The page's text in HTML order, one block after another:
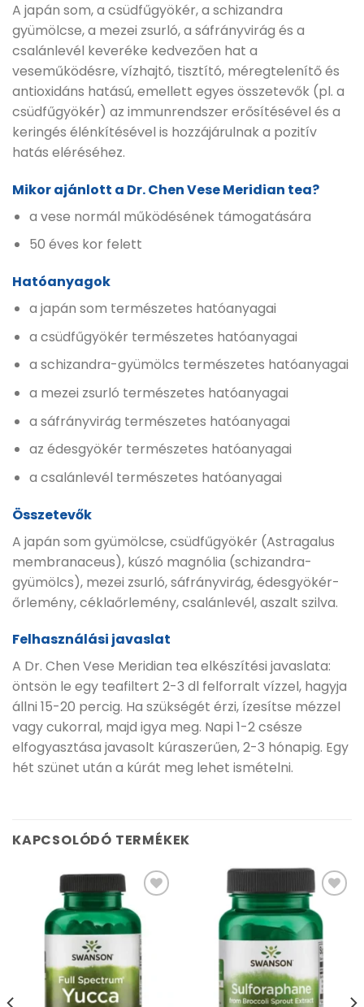
A japán som, a csüdfűgyökér, a schizandra
gyümölcse, a mezei zsurló, a sáfrányvirág és a
csalánlevél keveréke kedvezően hat a
veseműködésre, vízhajtó, tisztító, méregtelenítő és
antioxidáns hatású, emellett egyes összetevők (pl. a
csüdfűgyökér) az immunrendszer erősítésével és a
keringés élénkítésével is hozzájárulnak a pozitív
hatás eléréséhez.
Mikor ajánlott a Dr. Chen Vese Meridian tea?
a vese normál működésének támogatására
50 éves kor felett
Hatóanyagok
a japán som természetes hatóanyagai
a csüdfűgyökér természetes hatóanyagai
a schizandra-gyümölcs természetes hatóanyagai
a mezei zsurló természetes hatóanyagai
a sáfrányvirág természetes hatóanyagai
az édesgyökér természetes hatóanyagai
a csalánlevél természetes hatóanyagai
Összetevők
A japán som gyümölcse, csüdfűgyökér (Astragalus
membranaceus), kúszó magnólia (schizandra-
gyümölcs), mezei zsurló, sáfrányvirág, édesgyökér-
őrlemény, céklaőrlemény, csalánlevél, aszalt szilva.
Felhasználási javaslat
A Dr. Chen Vese Meridian tea elkészítési javaslata:
öntsön le egy teafiltert 2-3 dl felforralt vízzel, hagyja
állni 15-20 percig. Ha szükségét érzi, ízesítse mézzel
vagy cukorral, majd igya meg. Napi 1-2 csésze
elfogyasztása javasolt kúraszerűen, 2-3 hónapig. Egy
hét szünet után a kúrát meg lehet ismételni.
KAPCSOLÓDÓ TERMÉKEK
Kívánságlistához
adás
Kívánságlistához
adás